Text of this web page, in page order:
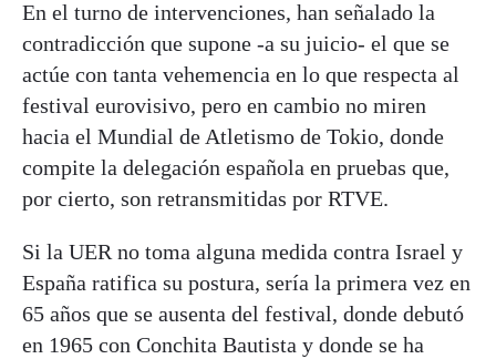
En el turno de intervenciones, han señalado la
contradicción que supone -a su juicio- el que se
actúe con tanta vehemencia en lo que respecta al
festival eurovisivo, pero en cambio no miren
hacia el Mundial de Atletismo de Tokio, donde
compite la delegación española en pruebas que,
por cierto, son retransmitidas por RTVE.
Si la UER no toma alguna medida contra Israel y
España ratifica su postura, sería la primera vez en
65 años que se ausenta del festival, donde debutó
en 1965 con Conchita Bautista y donde se ha